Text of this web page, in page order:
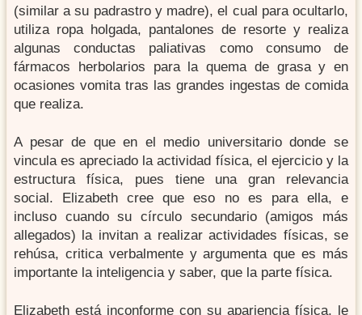
(similar a su padrastro y madre), el cual para ocultarlo,
utiliza ropa holgada, pantalones de resorte y realiza
algunas conductas paliativas como consumo de
fármacos herbolarios para la quema de grasa y en
ocasiones vomita tras las grandes ingestas de comida
que realiza.
A pesar de que en el medio universitario donde se
vincula es apreciado la actividad física, el ejercicio y la
estructura física, pues tiene una gran relevancia
social. Elizabeth cree que eso no es para ella, e
incluso cuando su círculo secundario (amigos más
allegados) la invitan a realizar actividades físicas, se
rehúsa, critica verbalmente y argumenta que es más
importante la inteligencia y saber, que la parte física.
Elizabeth está inconforme con su apariencia física, le